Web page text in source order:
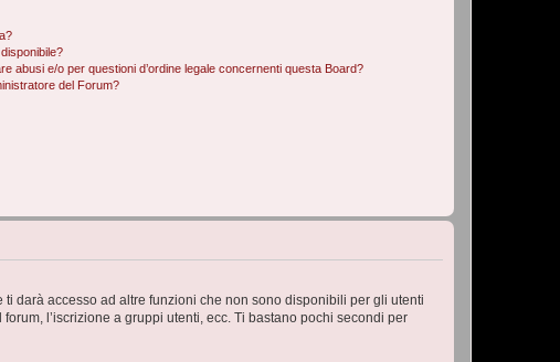
abusi e/o per questioni d’ordine legale concernenti questa Board?
del Forum?
darà accesso ad altre funzioni che non sono disponibili per gli utenti
l’iscrizione a gruppi utenti, ecc. Ti bastano pochi secondi per